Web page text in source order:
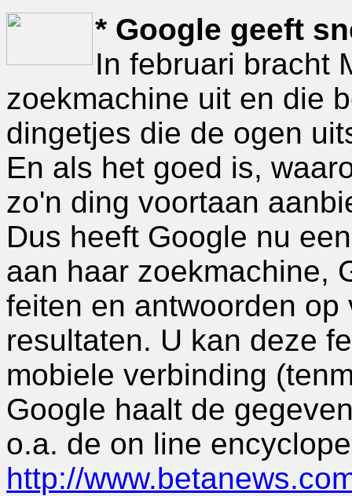
* Google geeft
In februari bracht
zoekmachine uit en die
dingetjes die de ogen
En als het goed is,
zo'n ding voortaan
Dus heeft Google nu
aan haar zoekmachine,
feiten en antwoorden
resultaten. U kan deze
mobiele verbinding
Google haalt de
o.a. de on line
http://